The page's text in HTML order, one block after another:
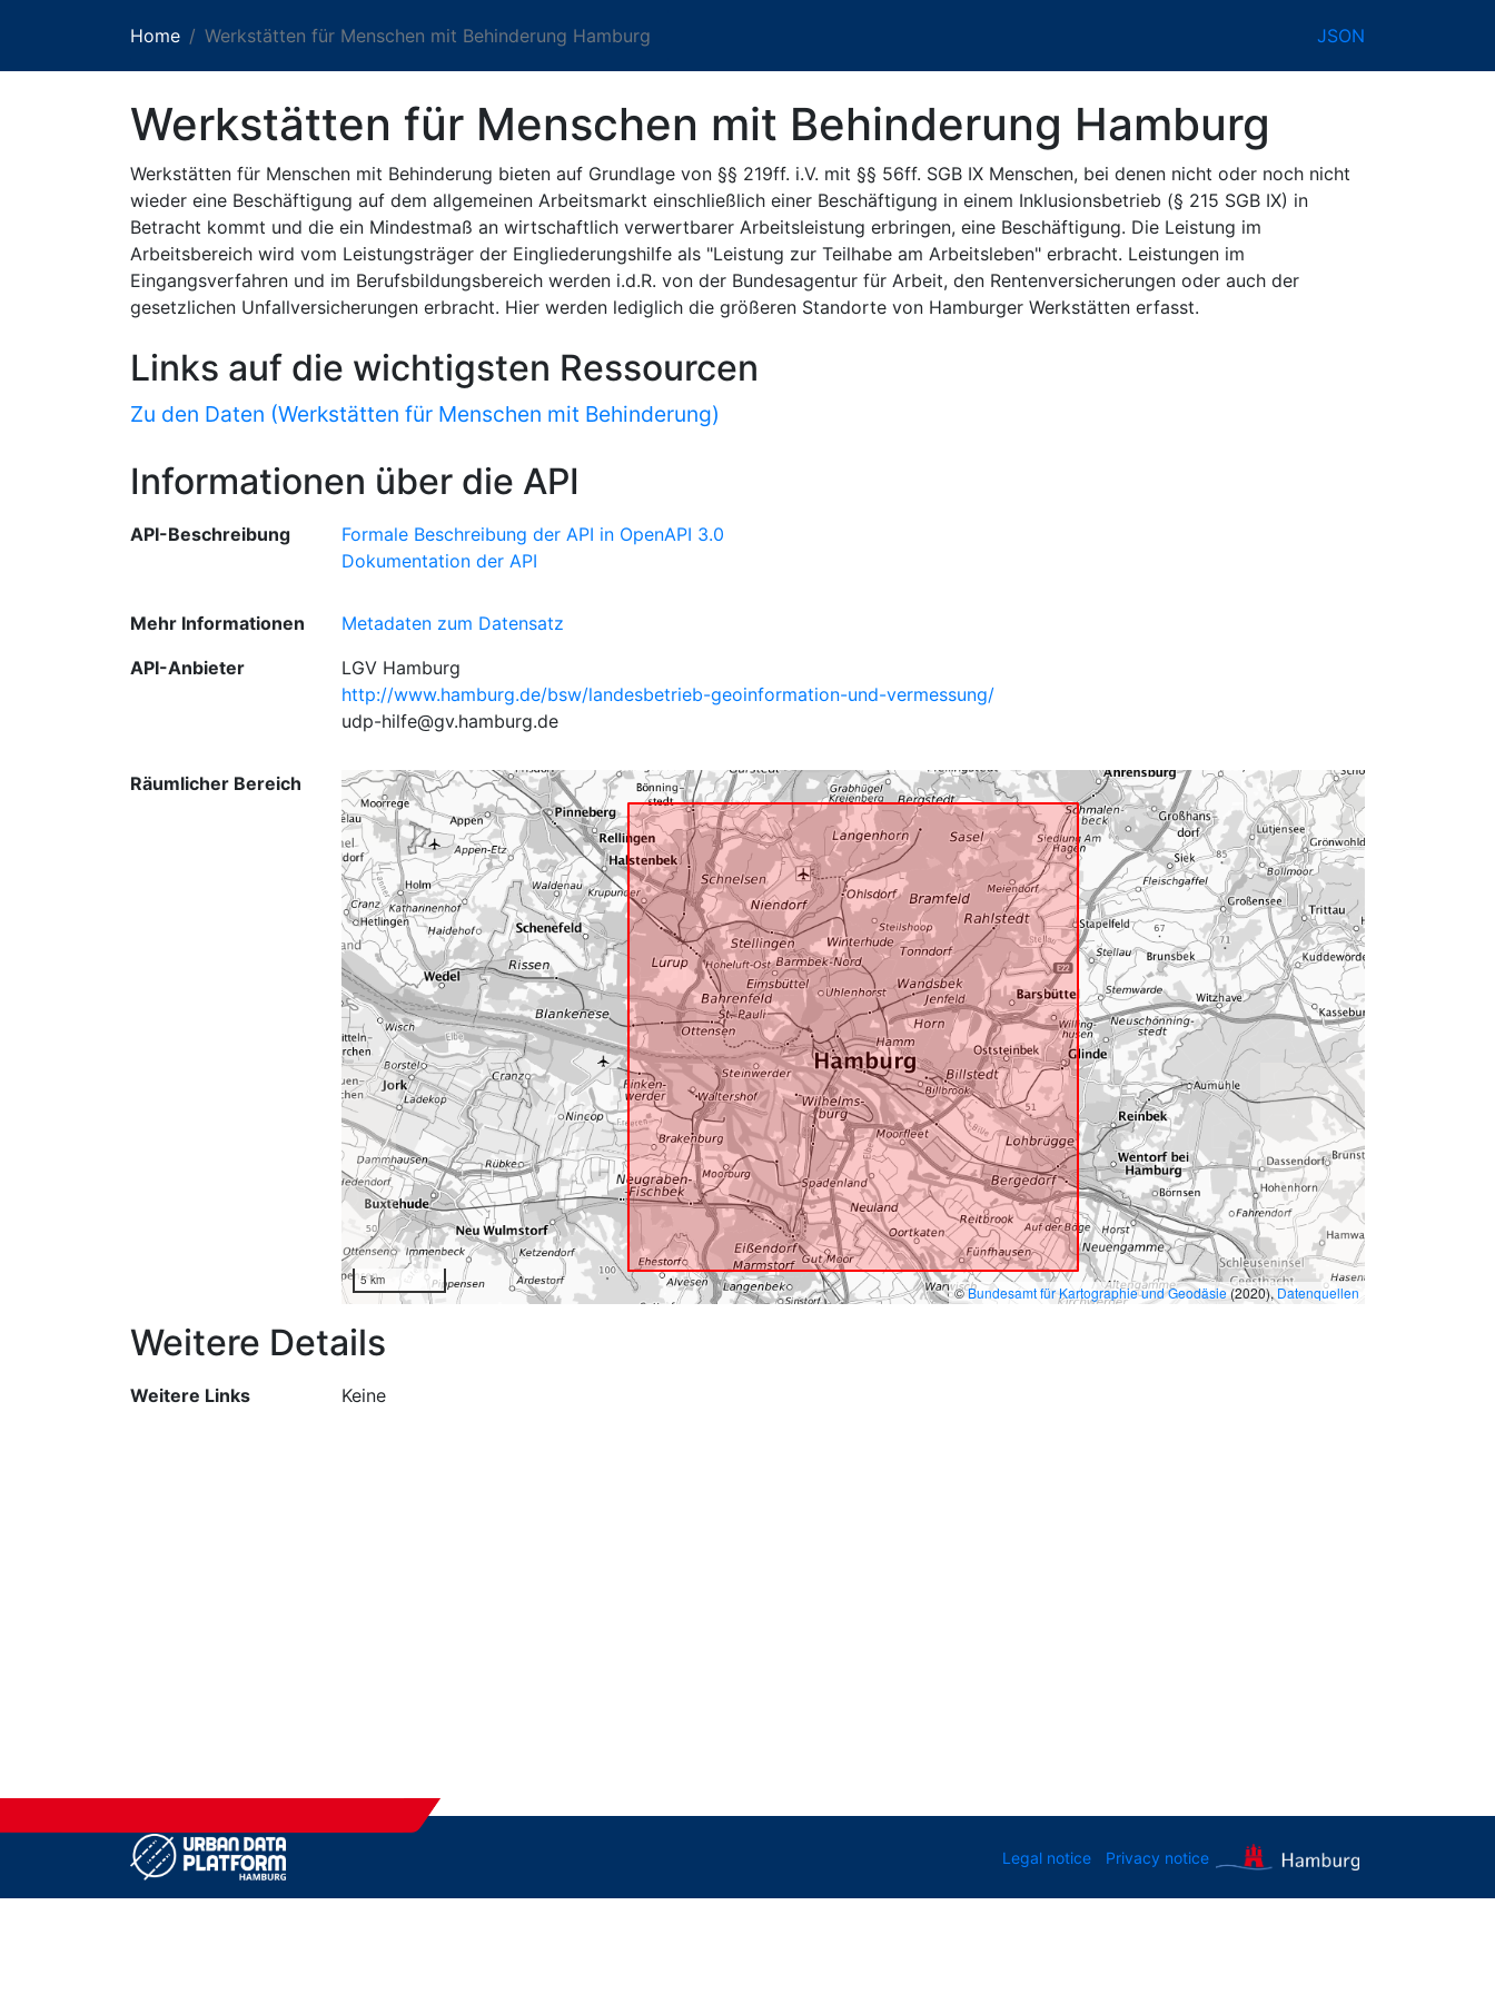
Home Werkstätten für Menschen mit Behinderung Hamburg JSON
Werkstätten für Menschen mit Behinderung Hamburg
Werkstätten für Menschen mit Behinderung bieten auf Grundlage von §§ 219ff. i.V. mit §§ 56ff. SGB IX Menschen, bei denen nicht oder noch nicht
wieder eine Beschäftigung auf dem allgemeinen Arbeitsmarkt einschließlich einer Beschäftigung in einem Inklusionsbetrieb (§ 215 SGB IX) in
Betracht kommt und die ein Mindestmaß an wirtschaftlich verwertbarer Arbeitsleistung erbringen, eine Beschäftigung. Die Leistung im
Arbeitsbereich wird vom Leistungsträger der Eingliederungshilfe als "Leistung zur Teilhabe am Arbeitsleben" erbracht. Leistungen im
Eingangsverfahren und im Berufsbildungsbereich werden i.d.R. von der Bundesagentur für Arbeit, den Rentenversicherungen oder auch der
gesetzlichen Unfallversicherungen erbracht. Hier werden lediglich die größeren Standorte von Hamburger Werkstätten erfasst.
Links auf die wichtigsten Ressourcen
Zu den Daten (Werkstätten für Menschen mit Behinderung)
Informationen über die API
API-Beschreibung
Formale Beschreibung der API in OpenAPI 3.0
Dokumentation der API
Mehr Informationen
Metadaten zum Datensatz
API-Anbieter
LGV Hamburg
http://www.hamburg.de/bsw/landesbetrieb-geoinformation-und-vermessung/
udp-hilfe@gv.hamburg.de
Räumlicher Bereich
5 km
©Bundesamt für Kartographie und Geodäsie (2020), Datenquellen
Weitere Details
Weitere Links Keine
Legal notice Privacy notice